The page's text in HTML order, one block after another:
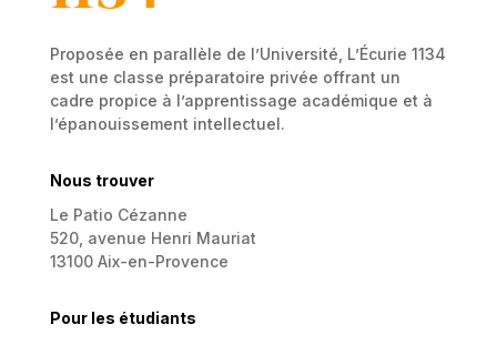
Proposée en parallèle de l’Université, L’Écurie 1134
est une classe préparatoire privée offrant un
cadre propice à l’apprentissage académique et à
l’épanouissement intellectuel.
Nous trouver
Le Patio Cézanne
520, avenue Henri Mauriat
13100 Aix-en-Provence
Pour les étudiants